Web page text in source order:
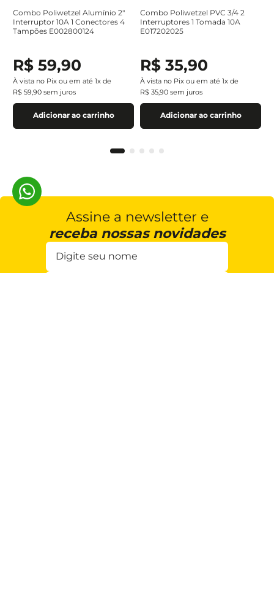
Combo Poliwetzel Alumínio 2"
Interruptor 10A 1 Conectores 4
Tampões E002800124
R$ 59,90
À vista no Pix ou em até 1x de
R$ 59,90 sem juros
Adicionar ao carrinho
Combo Poliwetzel PVC 3/4 2
Interruptores 1 Tomada 10A
E017202025
R$ 35,90
À vista no Pix ou em até 1x de
R$ 35,90 sem juros
Adicionar ao carrinho
Assine a newsletter e
receba nossas novidades